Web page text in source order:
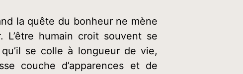
la quête du bonheur ne mène
L’être humain croit souvent se
se colle à longueur de vie,
couche d’apparences et de